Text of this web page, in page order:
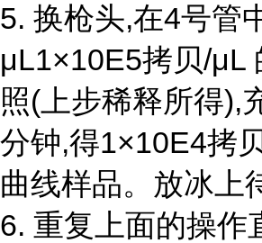
5. 换枪头,在4号管
μL1×10E5拷贝/μL
照(上步稀释所得),
分钟,得1×10E4拷
曲线样品。放冰上
6. 重复上面的操作